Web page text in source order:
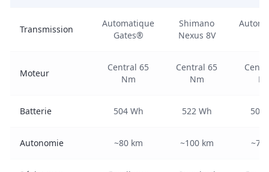
Transmission
Automatique
Gates®
Shimano
Nexus 8V
Moteur
Central 65
Nm
Central 65
Nm
Batterie 504 Wh 522 Wh 504
Autonomie ~80 km ~100 km ~70